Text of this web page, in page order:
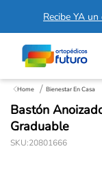
Recibe YA
Bienestar En Casa
Bastón
Graduable
SKU:20801666